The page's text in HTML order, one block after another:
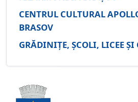
CENTRUL CULTURAL
BRASOV
GRĂDINIȚE, ȘCOLI, LICEE ȘI